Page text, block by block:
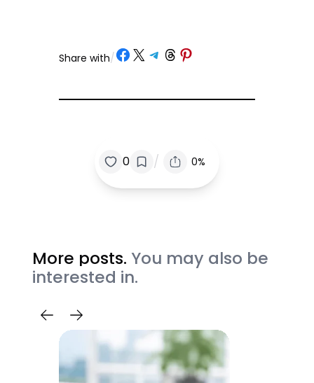
Share with/ Share on Facebook
Share on X Share on Telegram
Share on Threads
Share on Pinterest
0 / 0%
More posts. You may also be
interested in.